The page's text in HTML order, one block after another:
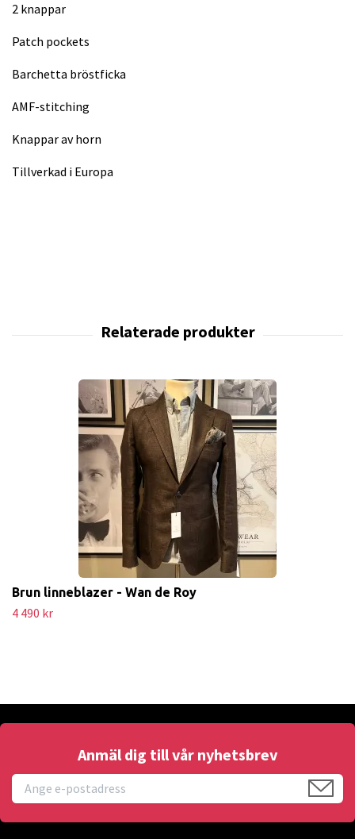
2 knappar
Patch pockets
Barchetta bröstficka
AMF-stitching
Knappar av horn
Tillverkad i Europa
Brun linneblazer - Wan de Roy
4 490 kr
Anmäl dig till vår nyhetsbrev